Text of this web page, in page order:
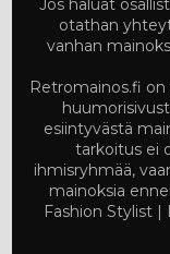
Jos haluat
otathan
vanhan
Retromainos.fi
esiintyvästä
tarkoitus ei
ihmisryhmää,
mainoksia
Fashion Stylist